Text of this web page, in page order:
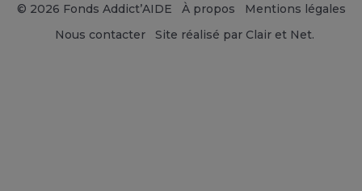
© 2026 Fonds Addict’AIDE À propos
Mentions légales
Nous contacter
Site réalisé par Clair et Net.